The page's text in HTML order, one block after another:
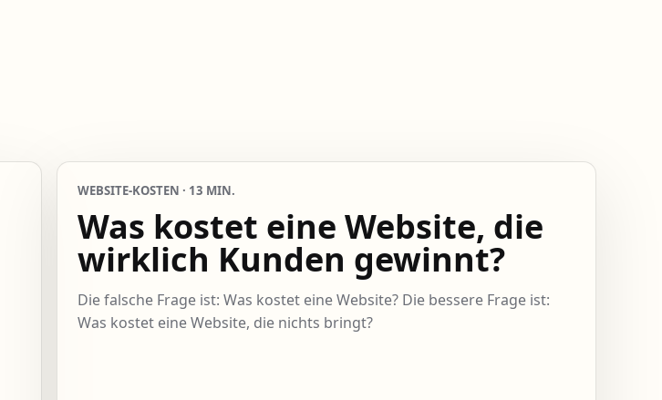
WEBSITE-KOSTEN · 13 MIN.
Was kostet eine Website, die
wirklich Kunden gewinnt?
Die falsche Frage ist: Was kostet eine Website? Die bessere Frage ist:
Was kostet eine Website, die nichts bringt?